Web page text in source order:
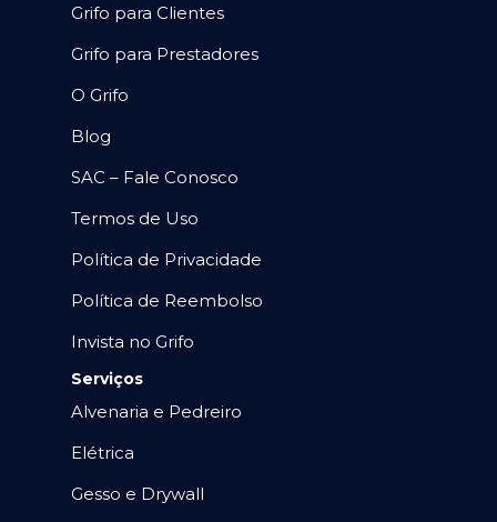
Grifo para Clientes
Grifo para Prestadores
O Grifo
Blog
SAC – Fale Conosco
Termos de Uso
Política de Privacidade
Política de Reembolso
Invista no Grifo
Serviços
Alvenaria e Pedreiro
Elétrica
Gesso e Drywall